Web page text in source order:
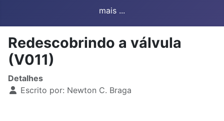
mais ...
Redescobrindo a válvula
(V011)
Detalhes
Escrito por: Newton C. Braga